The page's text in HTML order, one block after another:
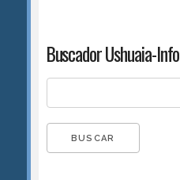
Buscador Ushuaia-Info